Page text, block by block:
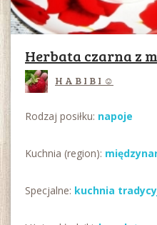
Herbata czarna z
H A B I B I ☺
Rodzaj posiłku: napoje
Kuchnia (region):
Specjalne: kuchnia